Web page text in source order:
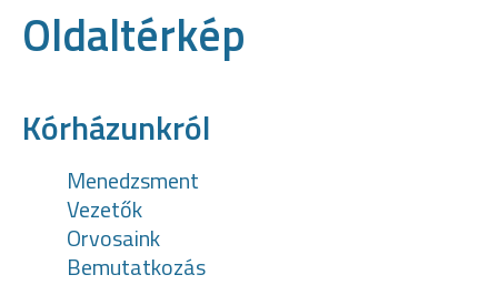
Oldaltérkép
Kórházunkról
Menedzsment
Vezetők
Orvosaink
Bemutatkozás